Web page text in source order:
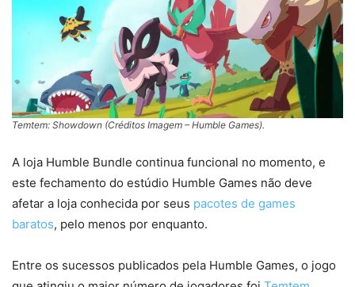
Temtem: Showdown (Créditos Imagem – Humble Games).
A loja Humble Bundle continua funcional no momento, e
este fechamento do estúdio Humble Games não deve
afetar a loja conhecida por seus pacotes de games
baratos, pelo menos por enquanto.
Entre os sucessos publicados pela Humble Games, o jogo